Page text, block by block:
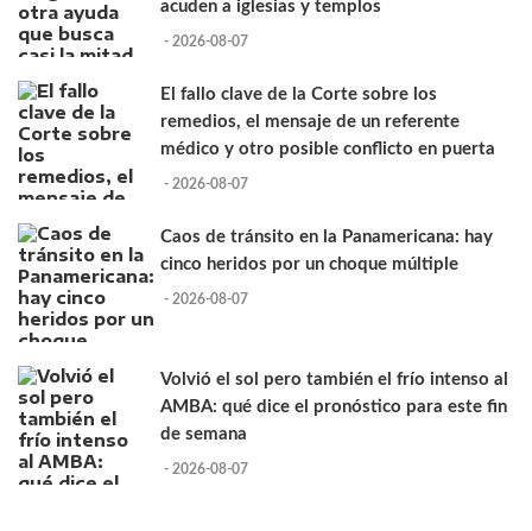
acuden a iglesias y templos
- 2026-08-07
El fallo clave de la Corte sobre los
remedios, el mensaje de un referente
médico y otro posible conflicto en puerta
- 2026-08-07
Caos de tránsito en la Panamericana: hay
cinco heridos por un choque múltiple
- 2026-08-07
Volvió el sol pero también el frío intenso al
AMBA: qué dice el pronóstico para este fin
de semana
- 2026-08-07